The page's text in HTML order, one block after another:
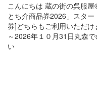
こんにちは 蔵の街の呉服
とち介商品券2026」スタ
券]どちらもご利用いただ
～2026年１０月31日丸森
い